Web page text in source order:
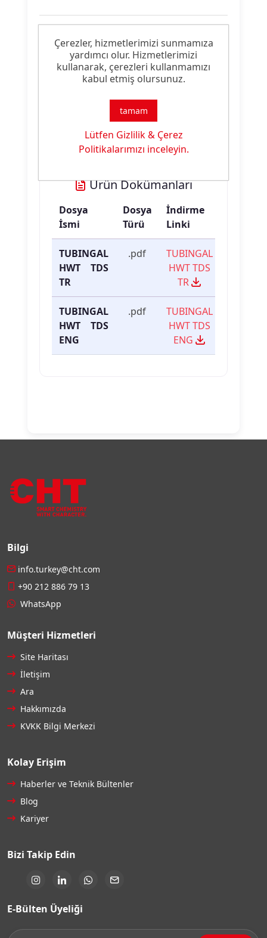
Ürün Nitelikleri
Ürün
Apre Malzemesi
Hidrofil Silikon
Ürün Dokümanları
Dosya
İsmi
Dosya
Türü
İndirme
Linki
TUBINGAL
HWT TDS
TR
.pdf
TUBINGAL
HWT TDS
TR
TUBINGAL
HWT TDS
ENG
.pdf
TUBINGAL
HWT TDS
ENG
Bilgi
info.turkey@cht.com
+90 212 886 79 13
WhatsApp
Müşteri Hizmetleri
Site Haritası
İletişim
Ara
Hakkımızda
KVKK Bilgi Merkezi
Kolay Erişim
Haberler ve Teknik Bültenler
Blog
Kariyer
Bizi Takip Edin
E-Bülten Üyeliği
Çerezler, hizmetlerimizi sunmamıza
yardımcı olur. Hizmetlerimizi
kullanarak, çerezleri kullanmamızı
kabul etmiş olursunuz.
tamam
Lütfen Gizlilik & Çerez
Politikalarımızı inceleyin.